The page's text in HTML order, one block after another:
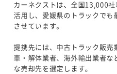
カーネクストは、全国13,000
活用し、愛媛県のトラックでも
させています。
提携先には、中古トラック販
車・解体業者、海外輸出業者
な売却先を選定します。